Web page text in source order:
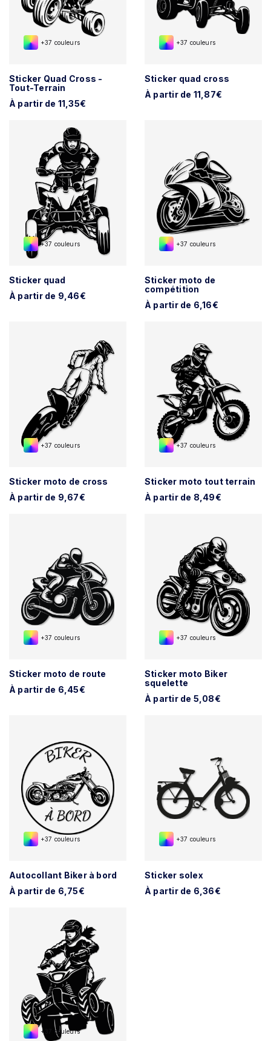
+37 couleurs
Sticker Quad Cross -
Tout-Terrain
À partir de 11,35€
+37 couleurs
Sticker quad cross
À partir de 11,87€
+37 couleurs
Sticker quad
À partir de 9,46€
+37 couleurs
Sticker moto de
compétition
À partir de 6,16€
+37 couleurs
Sticker moto de cross
À partir de 9,67€
+37 couleurs
Sticker moto tout terrain
À partir de 8,49€
+37 couleurs
Sticker moto de route
À partir de 6,45€
+37 couleurs
Sticker moto Biker
squelette
À partir de 5,08€
+37 couleurs
Autocollant Biker à bord
À partir de 6,75€
+37 couleurs
Sticker solex
À partir de 6,36€
+37 couleurs